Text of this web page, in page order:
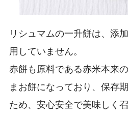
リシュマムの一升餅は、添
用していません。
赤餅も原料である赤米本来
まお餅になっており、保存
ため、安心安全で美味しく